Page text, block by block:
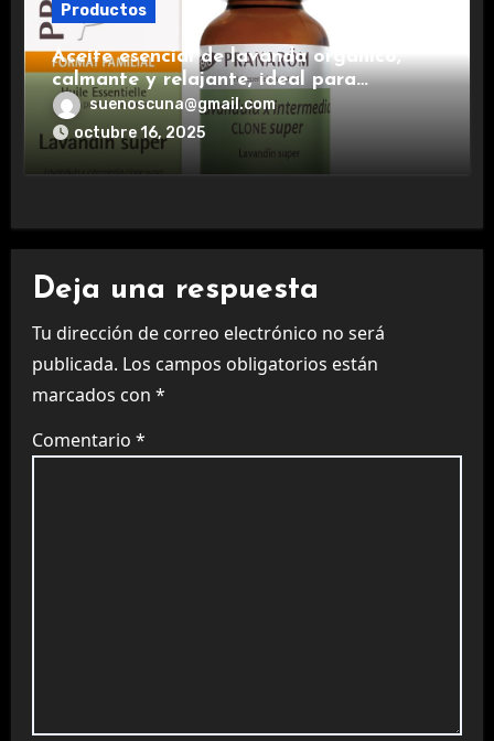
Productos
Aceite esencial de lavanda orgánico,
calmante y relajante, ideal para
aromaterapia.
suenoscuna@gmail.com
octubre 16, 2025
Deja una respuesta
Tu dirección de correo electrónico no será
publicada. Los campos obligatorios están
marcados con *
Comentario *